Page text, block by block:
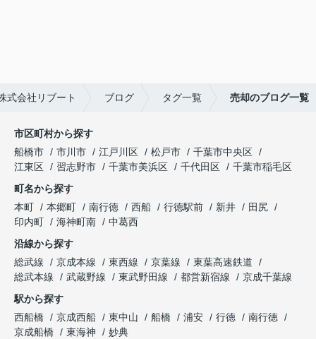
式会社リブート ブログ タグ一覧 売却のブログ一覧
市区町村から探す
船橋市
市川市 江戸川区 松戸市
千葉市中央区
江東区
習志野市 千葉市美浜区 千代田区
千葉市稲毛区
町名から探す
本町
本郷町 南行徳 西船 行徳駅前 新井
田尻
印内町
海神町南
中葛西
沿線から探す
総武線
京成本線 東西線 京葉線
東葉高速鉄道
総武本線
武蔵野線 東武野田線 都営新宿線
京成千葉線
駅から探す
西船橋
京成西船 東中山 船橋 浦安 行徳
南行徳
京成船橋
東海神 妙典